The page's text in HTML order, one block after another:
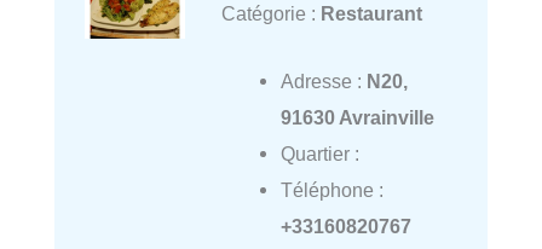
Catégorie : Restaurant
Adresse : N20,
91630 Avrainville
Quartier :
Téléphone :
+33160820767